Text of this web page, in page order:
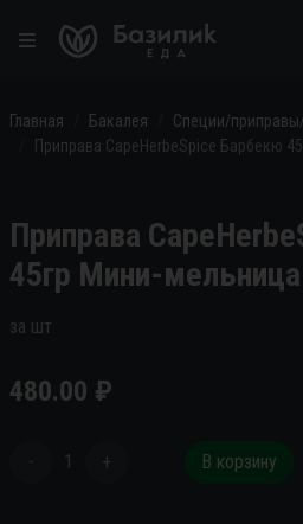
Главная Бакалея
Специи/
Приправа CapeHerbeSpice Барбекю
Приправа
45гр Мини-мельница
за шт
480.00 ₽
- 1 + В корзину